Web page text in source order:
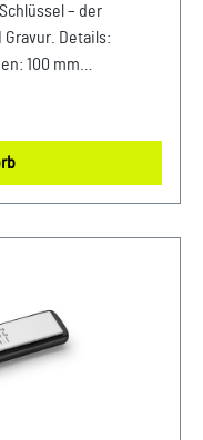
– der
Gravur. Details:
100 mm
Leder Material: